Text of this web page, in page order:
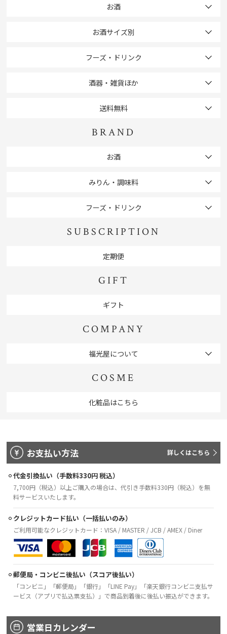
お酒
お酒サイズ別
フーズ・ドリンク
酒器・雑貨ほか
送料無料
BRAND
お酒
みりん・調味料
フーズ・ドリンク
SUBSCRIPTION
定期便
GIFT
ギフト
COMPANY
福光屋について
COSME
化粧品はこちら
お支払い方法 詳しくはこちら
代金引換払い（手数料330円 税込）
7,700円（税込）以上ご購入の場合は、代引き手数料330円（税込）を無
料サービスいたします。
クレジットカード払い（一括払いのみ）
ご利用可能なクレジットカード：VISA / MASTER / JCB / AMEX / Diner
郵便局・コンビニ後払い（スコア後払い）
「コンビニ」「郵便局」「銀行」「LINE Pay」「楽天銀行コンビニ支払サ
ービス（アプリで払込票支払）」で商品到着後に後払い振込ができます。
営業日カレンダー